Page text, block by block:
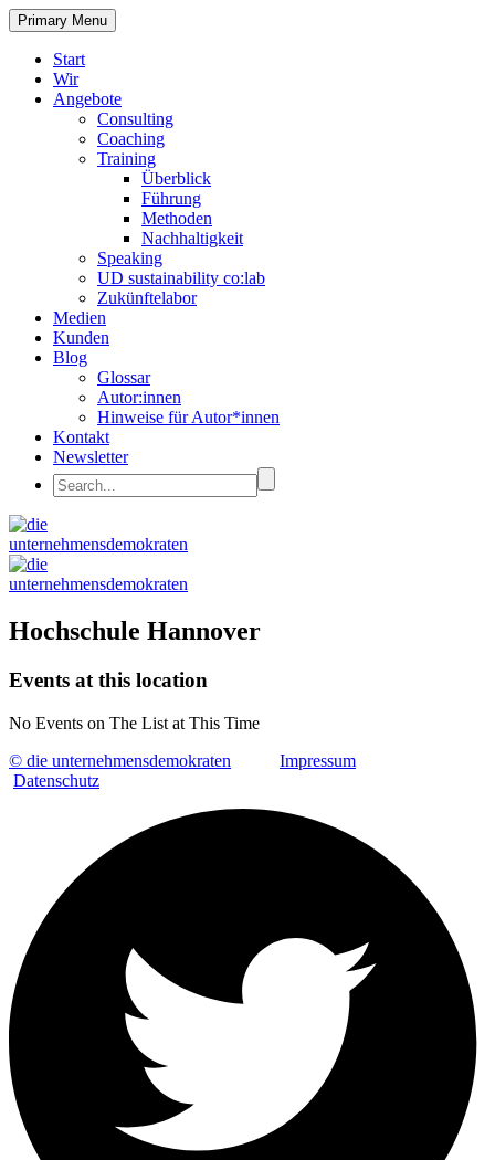
Primary Menu
Start
Wir
Angebote
Consulting
Coaching
Training
Überblick
Führung
Methoden
Nachhaltigkeit
Speaking
UD sustainability co:lab
Zukünftelabor
Medien
Kunden
Blog
Glossar
Autor:innen
Hinweise für Autor*innen
Kontakt
Newsletter
Hochschule Hannover
Events at this location
No Events on The List at This Time
© die unternehmensdemokraten
Impressum
Datenschutz